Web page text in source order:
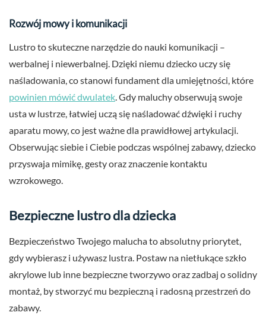
Rozwój mowy i komunikacji
Lustro to skuteczne narzędzie do nauki komunikacji –
werbalnej i niewerbalnej. Dzięki niemu dziecko uczy się
naśladowania, co stanowi fundament dla umiejętności, które
powinien mówić dwulatek . Gdy maluchy obserwują swoje
usta w lustrze, łatwiej uczą się naśladować dźwięki i ruchy
aparatu mowy, co jest ważne dla prawidłowej artykulacji.
Obserwując siebie i Ciebie podczas wspólnej zabawy, dziecko
przyswaja mimikę, gesty oraz znaczenie kontaktu
wzrokowego.
Bezpieczne lustro dla dziecka
Bezpieczeństwo Twojego malucha to absolutny priorytet,
gdy wybierasz i używasz lustra. Postaw na nietłukące szkło
akrylowe lub inne bezpieczne tworzywo oraz zadbaj o solidny
montaż, by stworzyć mu bezpieczną i radosną przestrzeń do
zabawy.